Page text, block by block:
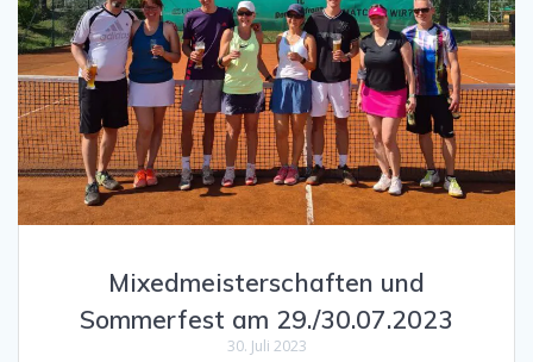
Mixedmeisterschaften und
Sommerfest am 29./30.07.2023
30. Juli 2023